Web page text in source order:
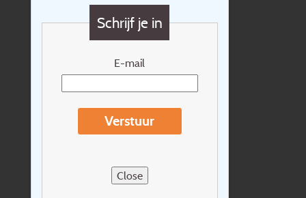
Schrijf je in
E-mail
Verstuur
Close
Vragen?
Cadeaubon
Nieuwsbrief
Reisvoorwaarden
Sitemap